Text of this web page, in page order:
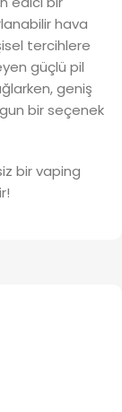
hava
tercihlere
güçlü pil
geniş
bir seçenek
bir vaping